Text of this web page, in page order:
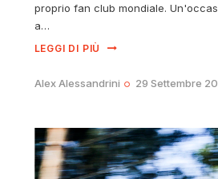
proprio fan club mondiale.
a…
LEGGI DI PIÙ
Alex Alessandrini 29 Settembre